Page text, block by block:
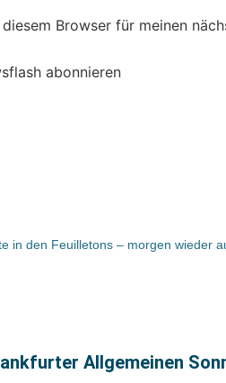
Browser für meinen
abonnieren
Allgemeinen